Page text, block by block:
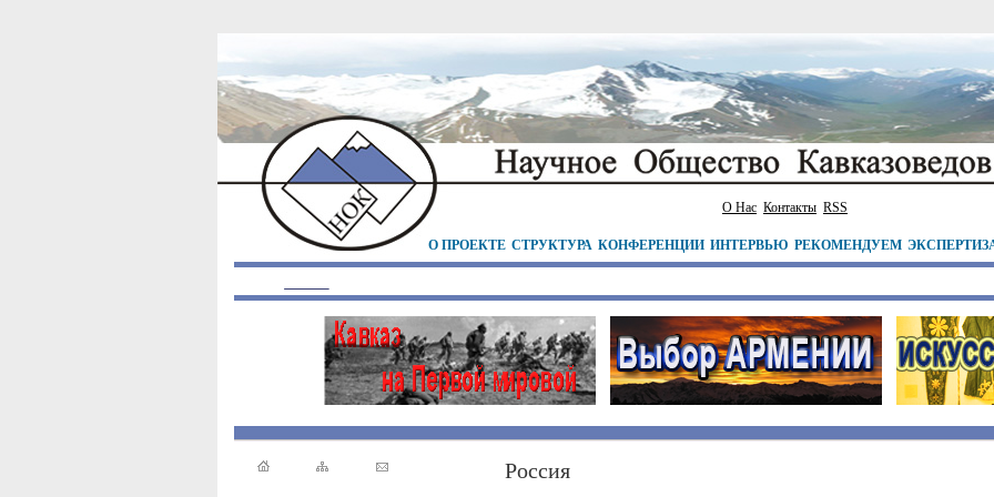
О Нас Контакты RSS
О ПРОЕКТЕ СТРУКТУРА КОНФЕРЕНЦИИ ИНТЕРВЬЮ РЕКОМЕНДУЕМ
Россия